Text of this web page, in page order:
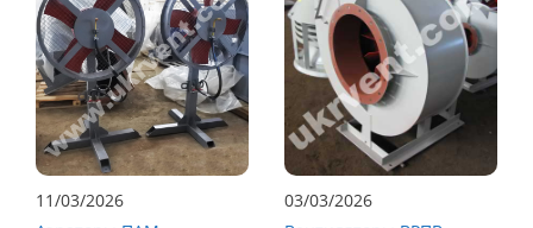
11/03/2026
03/03/2026